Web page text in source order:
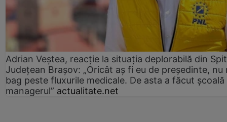
Adrian Veștea, reacție la situația deplorabilă din
Județean Brașov: „Oricât aș fi eu de președinte, nu
bag peste fluxurile medicale. De asta a făcut școală
managerul” actualitate.net